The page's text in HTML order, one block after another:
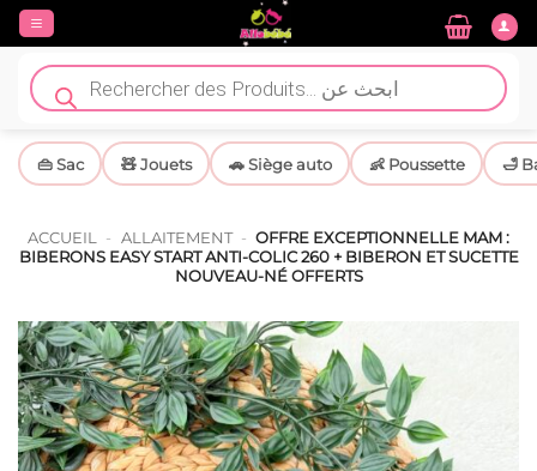
Passer
contenu
Recherche
de
produits
👜 Sac 🧸 Jouets 🚗 Siège auto 👶 Poussette 🛁
ACCUEIL - ALLAITEMENT - OFFRE EXCEPTIONNELLE MAM :
BIBERONS EASY START ANTI-COLIC 260 + BIBERON ET SUCETTE
NOUVEAU-NÉ OFFERTS